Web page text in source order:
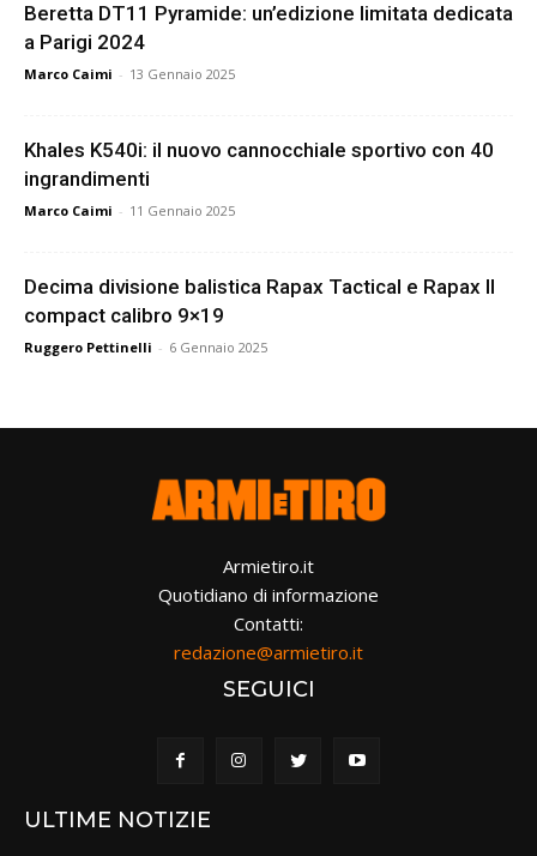
Beretta DT11 Pyramide: un’edizione limitata dedicata
a Parigi 2024
Marco Caimi - 13 Gennaio 2025
Khales K540i: il nuovo cannocchiale sportivo con 40
ingrandimenti
Marco Caimi - 11 Gennaio 2025
Decima divisione balistica Rapax Tactical e Rapax II
compact calibro 9×19
Ruggero Pettinelli - 6 Gennaio 2025
Armietiro.it
Quotidiano di informazione
Contatti:
redazione@armietiro.it
SEGUICI
ULTIME NOTIZIE